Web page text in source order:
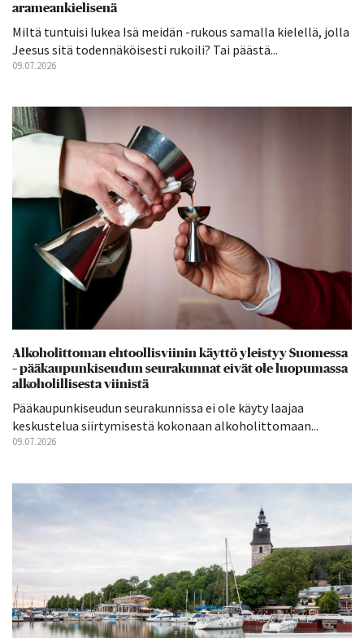
arameankielisenä
Miltä tuntuisi lukea Isä meidän -rukous samalla kielellä, jolla
Jeesus sitä todennäköisesti rukoili? Tai päästä...
09.07.2026
Alkoholittoman ehtoollisviinin käyttö yleistyy Suomessa
– pääkaupunkiseudun seurakunnat eivät ole luopumassa
alkoholillisesta viinistä
Pääkaupunkiseudun seurakunnissa ei ole käyty laajaa
keskustelua siirtymisestä kokonaan alkoholittomaan...
09.07.2026